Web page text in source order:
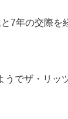
7年の交際を
でザ・リッ